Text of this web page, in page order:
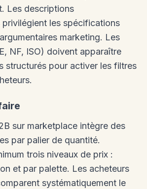
Les descriptions
privilégient les spécifications
marketing. Les
NF, ISO) doivent apparaître
structurés pour activer les filtres
sur marketplace intègre des
par palier de quantité.
trois niveaux de prix :
et par palette. Les acheteurs
systématiquement le